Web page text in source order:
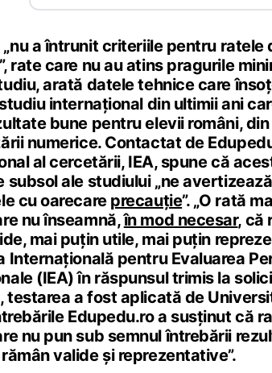
„nu a întrunit criteriile pentru ratele
rate care nu au atins pragurile
arată datele tehnice care
internațional din ultimii ani
bune pentru elevii români,
numerice. Contactat de
al cercetării, IEA, spune că
subsol ale studiului „ne
cu oarecare precauție”. „O rată
nu înseamnă,în mod necesar, că
mai puțin utile, mai puțin
Internațională pentru Evaluarea
(IEA) în răspunsul trimis la
testarea a fost aplicată de
Edupedu.ro a susținut că
nu pun sub semnul întrebării
valide și reprezentative”.